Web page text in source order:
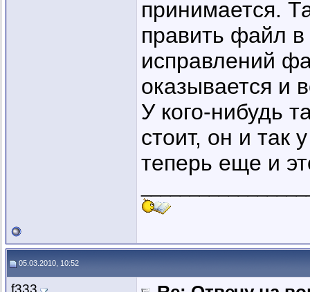
принимается.
править файл
исправлений
оказывается и
У кого-нибудь
стоит, он и так
теперь еще и
05.03.2010, 10:52
f333